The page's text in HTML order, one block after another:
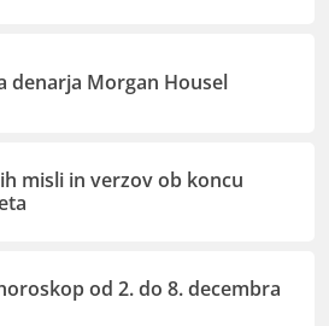
denarja Morgan Housel
misli in verzov ob koncu
od 2. do 8. decembra